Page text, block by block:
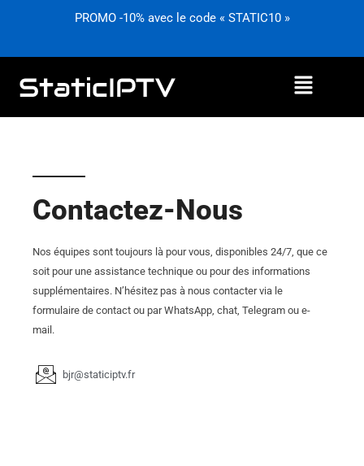
PROMO -10% avec le code « STATIC10 »
Menu
Contactez-Nous
Nos équipes sont toujours là pour vous, disponibles 24/7, que ce
soit pour une assistance technique ou pour des informations
supplémentaires. N’hésitez pas à nous contacter via le
formulaire de contact ou par WhatsApp, chat, Telegram ou e-
mail.
bjr@staticiptv.fr